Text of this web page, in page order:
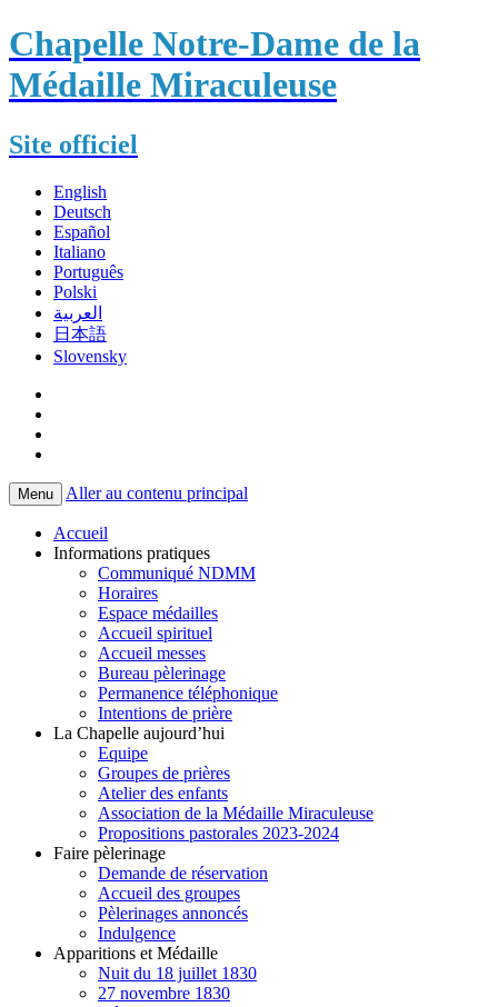
Chapelle Notre-Dame de la
Médaille Miraculeuse
Site officiel
English
Deutsch
Español
Italiano
Português
Polski
العربية
日本語
Slovensky
Menu Aller au contenu principal
Accueil
Informations pratiques
Communiqué NDMM
Horaires
Espace médailles
Accueil spirituel
Accueil messes
Bureau pèlerinage
Permanence téléphonique
Intentions de prière
La Chapelle aujourd’hui
Equipe
Groupes de prières
Atelier des enfants
Association de la Médaille Miraculeuse
Propositions pastorales 2023-2024
Faire pèlerinage
Demande de réservation
Accueil des groupes
Pèlerinages annoncés
Indulgence
Apparitions et Médaille
Nuit du 18 juillet 1830
27 novembre 1830